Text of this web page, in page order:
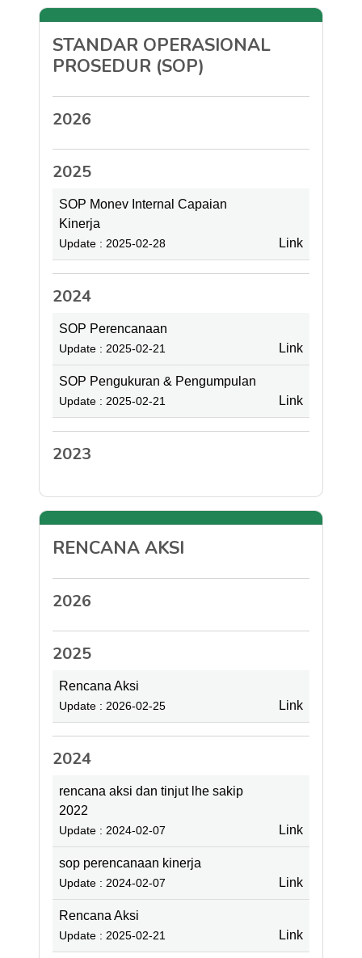
STANDAR OPERASIONAL
PROSEDUR (SOP)
2026
2025
SOP Monev Internal Capaian
Kinerja
Update : 2025-02-28 Link
2024
SOP Perencanaan
Update : 2025-02-21 Link
SOP Pengukuran & Pengumpulan
Update : 2025-02-21 Link
2023
RENCANA AKSI
2026
2025
Rencana Aksi
Update : 2026-02-25 Link
2024
rencana aksi dan tinjut lhe sakip
2022
Update : 2024-02-07 Link
sop perencanaan kinerja
Update : 2024-02-07 Link
Rencana Aksi
Update : 2025-02-21 Link